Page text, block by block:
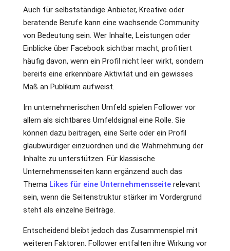
Auch für selbstständige Anbieter, Kreative oder
beratende Berufe kann eine wachsende Community
von Bedeutung sein. Wer Inhalte, Leistungen oder
Einblicke über Facebook sichtbar macht, profitiert
häufig davon, wenn ein Profil nicht leer wirkt, sondern
bereits eine erkennbare Aktivität und ein gewisses
Maß an Publikum aufweist.
Im unternehmerischen Umfeld spielen Follower vor
allem als sichtbares Umfeldsignal eine Rolle. Sie
können dazu beitragen, eine Seite oder ein Profil
glaubwürdiger einzuordnen und die Wahrnehmung der
Inhalte zu unterstützen. Für klassische
Unternehmensseiten kann ergänzend auch das
Thema Likes für eine Unternehmensseiterelevant
sein, wenn die Seitenstruktur stärker im Vordergrund
steht als einzelne Beiträge.
Entscheidend bleibt jedoch das Zusammenspiel mit
weiteren Faktoren. Follower entfalten ihre Wirkung vor